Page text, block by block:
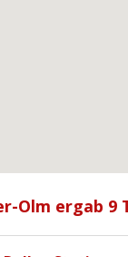
Olm ergab 9